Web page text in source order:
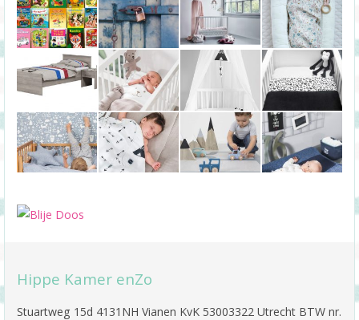
Hippe Kamer enZo
Stuartweg 15d 4131NH Vianen KvK 53003322 Utrecht BTW nr.